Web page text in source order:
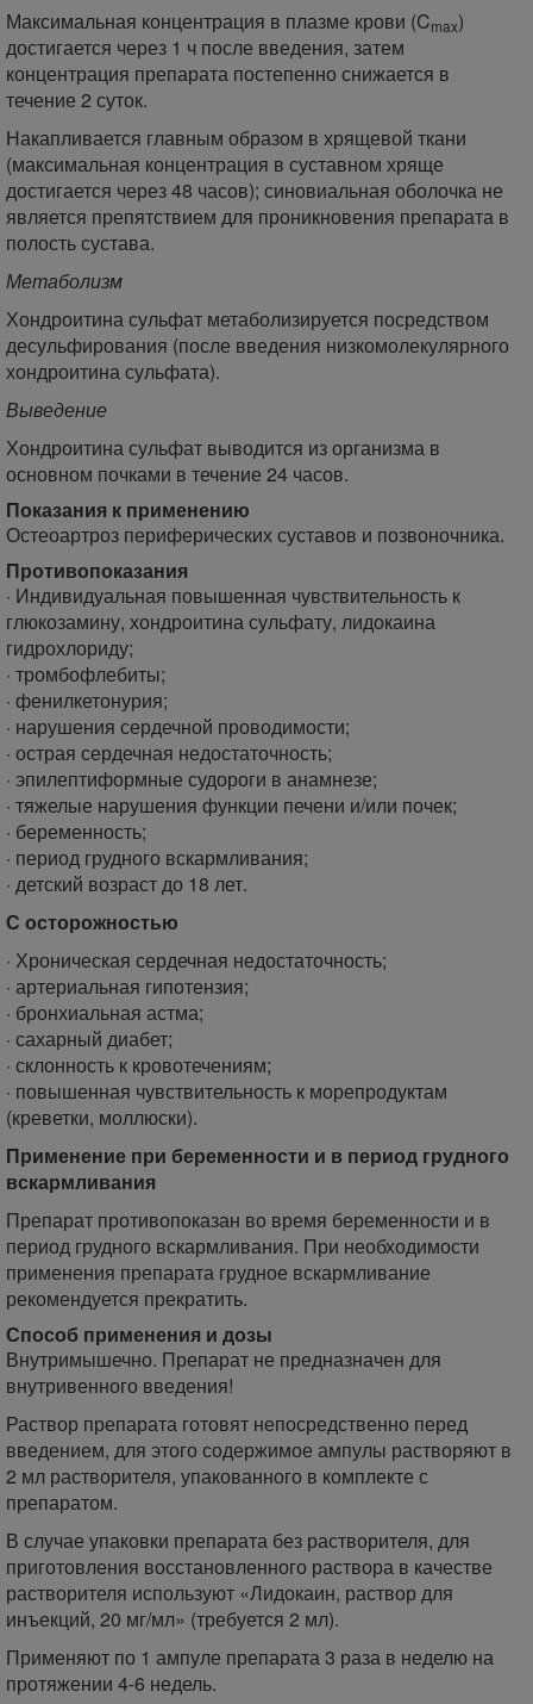
Максимальная концентрация в плазме крови (Cmax)
достигается через 1 ч после введения, затем
концентрация препарата постепенно снижается в
течение 2 суток.
Накапливается главным образом в хрящевой ткани
(максимальная концентрация в суставном хряще
достигается через 48 часов); синовиальная оболочка не
является препятствием для проникновения препарата в
полость сустава.
Метаболизм
Хондроитина сульфат метаболизируется посредством
десульфирования (после введения низкомолекулярного
хондроитина сульфата).
Выведение
Хондроитина сульфат выводится из организма в
основном почками в течение 24 часов.
Показания к применению
Остеоартроз периферических суставов и позвоночника.
Противопоказания
· Индивидуальная повышенная чувствительность к
глюкозамину, хондроитина сульфату, лидокаина
гидрохлориду;
· тромбофлебиты;
· фенилкетонурия;
· нарушения сердечной проводимости;
· острая сердечная недостаточность;
· эпилептиформные судороги в анамнезе;
· тяжелые нарушения функции печени и/или почек;
· беременность;
· период грудного вскармливания;
· детский возраст до 18 лет.
С осторожностью
· Хроническая сердечная недостаточность;
· артериальная гипотензия;
· бронхиальная астма;
· сахарный диабет;
· склонность к кровотечениям;
· повышенная чувствительность к морепродуктам
(креветки, моллюски).
Применение при беременности и в период грудного
вскармливания
Препарат противопоказан во время беременности и в
период грудного вскармливания. При необходимости
применения препарата грудное вскармливание
рекомендуется прекратить.
Способ применения и дозы
Внутримышечно. Препарат не предназначен для
внутривенного введения!
Раствор препарата готовят непосредственно перед
введением, для этого содержимое ампулы растворяют в
2 мл растворителя, упакованного в комплекте с
препаратом.
В случае упаковки препарата без растворителя, для
приготовления восстановленного раствора в качестве
растворителя используют «Лидокаин, раствор для
инъекций, 20 мг/мл» (требуется 2 мл).
Применяют по 1 ампуле препарата 3 раза в неделю на
протяжении 4-6 недель.